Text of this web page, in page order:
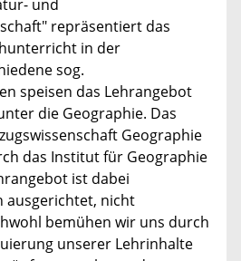
und
repräsentiert das
in der
sog.
speisen das Lehrangebot
die Geographie. Das
Geographie
das Institut für Geographie
ist dabei
ausgerichtet, nicht
bemühen wir uns durch
unserer Lehrinhalte